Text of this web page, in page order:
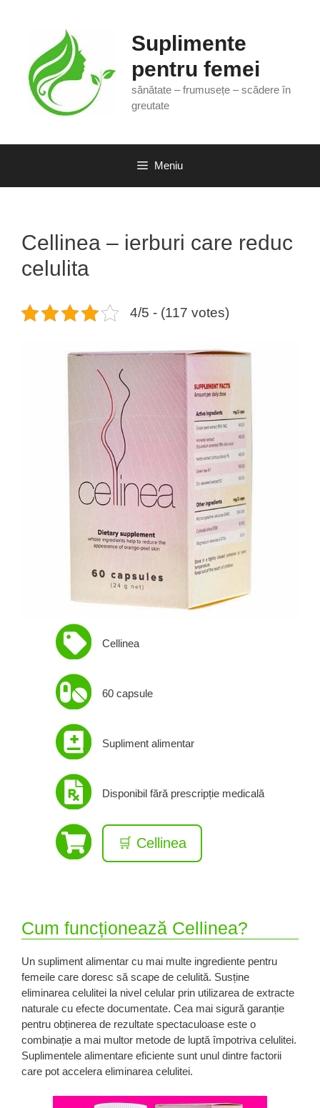
Suplimente
pentru femei
sănătate – frumusețe – scădere în
greutate
Meniu
Cellinea – ierburi care reduc
celulita
4/5 - (117 votes)
Cellinea
60 capsule
Supliment alimentar
Disponibil fără prescripție medicală
🛒 Cellinea
Cum funcționează Cellinea?
Un supliment alimentar cu mai multe ingrediente pentru
femeile care doresc să scape de celulită. Susține
eliminarea celulitei la nivel celular prin utilizarea de extracte
naturale cu efecte documentate. Cea mai sigură garanție
pentru obținerea de rezultate spectaculoase este o
combinație a mai multor metode de luptă împotriva celulitei.
Suplimentele alimentare eficiente sunt unul dintre factorii
care pot accelera eliminarea celulitei.